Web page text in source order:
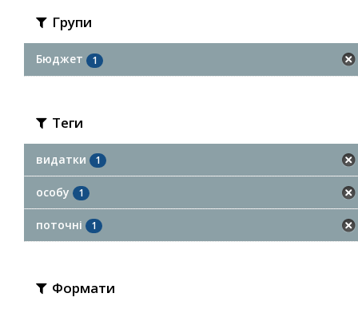
Групи
Бюджет 1
Теги
видатки 1
особу 1
поточні 1
Формати